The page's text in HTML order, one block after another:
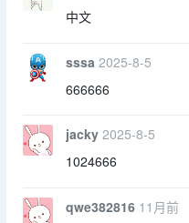
中文
sssa 2025-8-5
666666
jacky 2025-8-5
1024666
qwe382816 11月前